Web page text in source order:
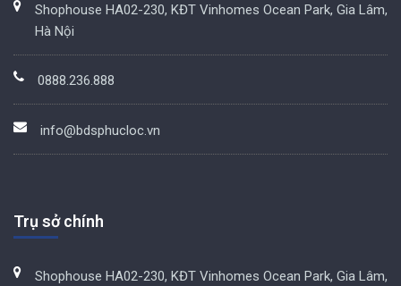
Shophouse HA02-230, KĐT Vinhomes Ocean Park, Gia Lâm,
Hà Nội
0888.236.888
info@bdsphucloc.vn
Trụ sở chính
Shophouse HA02-230, KĐT Vinhomes Ocean Park, Gia Lâm,